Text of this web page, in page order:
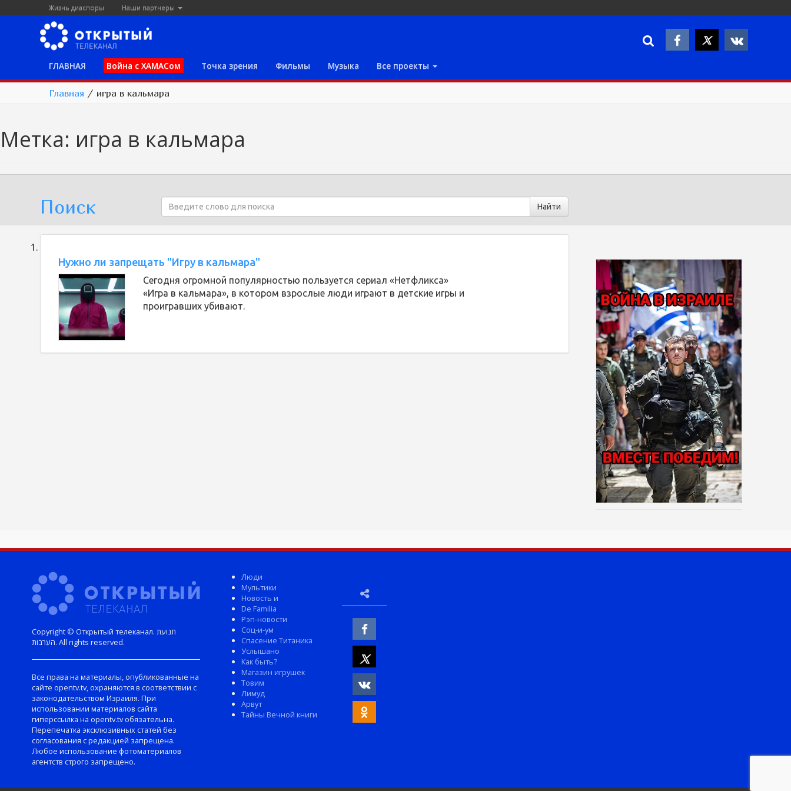
Жизнь диаспоры Наши партнеры
ГЛАВНАЯ Война с ХАМАСом Точка зрения Фильмы Музыка Все проекты
Главная / игра в кальмара
Метка: игра в кальмара
Поиск
Нужно ли запрещать "Игру в кальмара"
Сегодня огромной популярностью пользуется сериал «Нетфликса»
«Игра в кальмара», в котором взрослые люди играют в детские игры и
проигравших убивают.
Copyright © Открытый телеканал. תנועת
הערבות. All rights reserved.
Все права на материалы, опубликованные на
сайте opentv.tv, охраняются в соответствии с
законодательством Израиля. При
использовании материалов сайта
гиперссылка на opentv.tv обязательна.
Перепечатка эксклюзивных статей без
согласования с редакцией запрещена.
Любое использование фотоматериалов
агентств строго запрещено.
Люди
Мультики
Новость и
De Familia
Рэп-новости
Соц-и-ум
Спасение Титаника
Услышано
Как быть?
Магазин игрушек
Товим
Лимуд
Арвут
Тайны Вечной книги